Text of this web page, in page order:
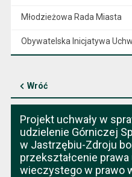
Młodzieżowa Rada Miasta
Obywatelska Inicjatywa
Wróć
Projekt uchwały w
udzielenie Górniczej
w Jastrzębiu-Zdroju
przekształcenie
wieczystego w prawo